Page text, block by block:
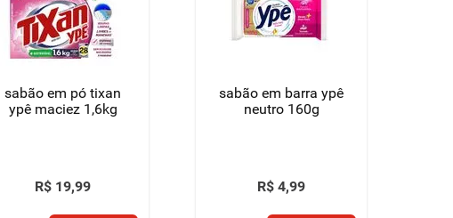
sabão em pó tixan
ypê maciez 1,6kg
R$ 19,99
sabão em barra ypê
neutro 160g
R$ 4,99